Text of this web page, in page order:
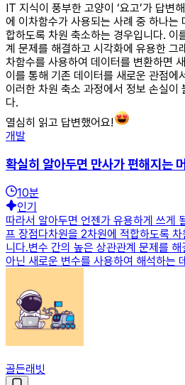
IT 지식이 풍부한 고양이 ‘요고’가 답변
에 이차함수가 사용되는 사례 중 하나는
합하도록 차원 축소하는 경우입니다. 이
계 문제를 해결하고 시각화에 유용한 그
차함수를 사용하여 데이터를 변환하면
이를 통해 기존 데이터를 새로운 관점에
이러한 차원 축소 과정에서 정보 손실이
다.
열심히 읽고 답변했어요!
개발
확실히 알아두면 만사가 편해지는
10분
인기
따라서 알아두면 언젠가 유용하게 쓰게
프 장점다차원을 2차원에 적합하도록
니다.변수 간의 높은 상관관계 문제를
아닌 새로운 변수를 사용하여 해석하는
골든래빗